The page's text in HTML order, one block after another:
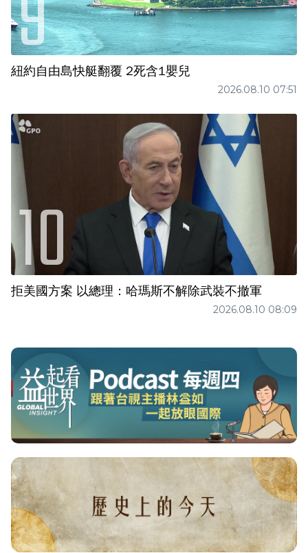
紐約自由島快艇翻覆 2死含1嬰兒
2026.08.10 07:51
拒美國方案 以總理：哈瑪斯不解除武裝不撤軍
2026.08.10 08:09